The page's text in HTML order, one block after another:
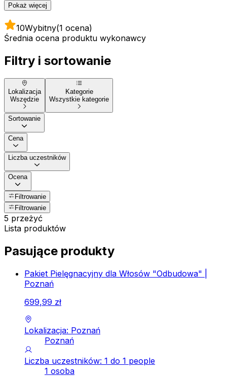
Pokaż więcej
10Wybitny(1 ocena)
Średnia ocena produktu wykonawcy
Filtry i sortowanie
Lokalizacja
Wszędzie
Kategorie
Wszystkie kategorie
Sortowanie
Cena
Liczba uczestników
Ocena
Filtrowanie
Filtrowanie
5 przeżyć
Lista produktów
Pasujące produkty
Pakiet Pielęgnacyjny dla Włosów "Odbudowa" |
Poznań
699,99 zł
Lokalizacja: Poznań
Poznań
Liczba uczestników: 1 do 1 people
1 osoba